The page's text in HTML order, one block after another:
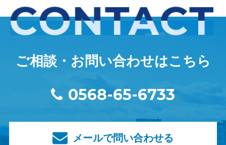
ご相談・お問い合わせはこちら
0568-65-6733
メールで問い合わせる